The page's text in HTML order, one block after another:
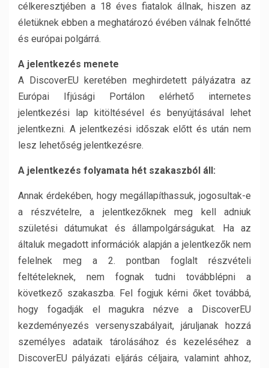
célkeresztjében a 18 éves fiatalok állnak, hiszen az
életüknek ebben a meghatározó évében válnak felnőtté
és európai polgárrá.
A jelentkezés menete
A DiscoverEU keretében meghirdetett pályázatra az
Európai Ifjúsági Portálon elérhető internetes
jelentkezési lap kitöltésével és benyújtásával lehet
jelentkezni. A jelentkezési időszak előtt és után nem
lesz lehetőség jelentkezésre.
A jelentkezés folyamata hét szakaszból áll:
Annak érdekében, hogy megállapíthassuk, jogosultak-e
a részvételre, a jelentkezőknek meg kell adniuk
születési dátumukat és állampolgárságukat. Ha az
általuk megadott információk alapján a jelentkezők nem
felelnek meg a 2. pontban foglalt részvételi
feltételeknek, nem fognak tudni továbblépni a
következő szakaszba. Fel fogjuk kérni őket továbbá,
hogy fogadják el magukra nézve a DiscoverEU
kezdeményezés versenyszabályait, járuljanak hozzá
személyes adataik tárolásához és kezeléséhez a
DiscoverEU pályázati eljárás céljaira, valamint ahhoz,